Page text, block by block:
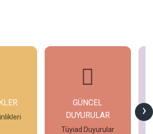
›
GÜNCEL
DUYURULAR
Tüyiad Duyurular